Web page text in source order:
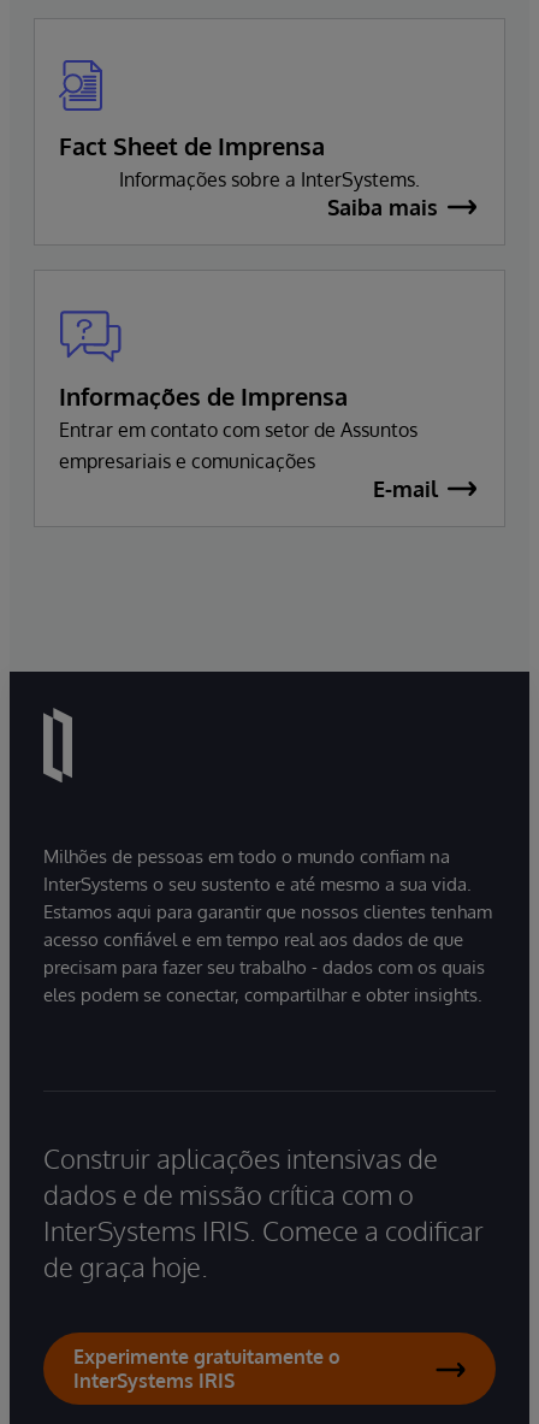
Fact Sheet de Imprensa
Informações sobre a InterSystems.
Saiba mais
Informações de Imprensa
Entrar em contato com setor de Assuntos
empresariais e comunicações
E-mail
Milhões de pessoas em todo o mundo confiam na
InterSystems o seu sustento e até mesmo a sua vida.
Estamos aqui para garantir que nossos clientes tenham
acesso confiável e em tempo real aos dados de que
precisam para fazer seu trabalho - dados com os quais
eles podem se conectar, compartilhar e obter insights.
Construir aplicações intensivas de
dados e de missão crítica com o
InterSystems IRIS. Comece a codificar
de graça hoje.
Experimente gratuitamente o
InterSystems IRIS